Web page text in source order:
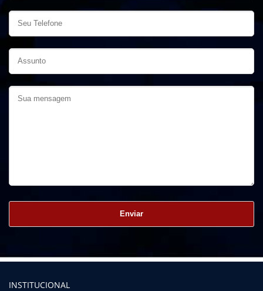
INSTITUCIONAL